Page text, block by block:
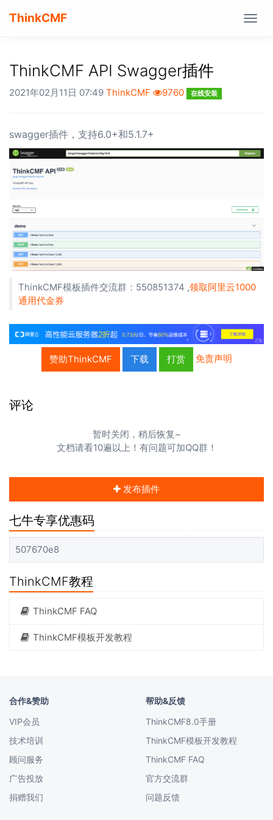
ThinkCMF
ThinkCMF API Swagger插件
2021年02月11日 07:49 ThinkCMF 9760 在线安装
swagger插件，支持6.0+和5.1.7+
ThinkCMF模板插件交流群：550851374 ,领取阿里云1000
通用代金券
赞助ThinkCMF 下载 打赏 免责声明
评论
暂时关闭，稍后恢复~
文档请看10遍以上！有问题可加QQ群！
发布插件
七牛专享优惠码
507670e8
ThinkCMF教程
ThinkCMF FAQ
ThinkCMF模板开发教程
合作&赞助
VIP会员
技术培训
顾问服务
广告投放
捐赠我们
帮助&反馈
ThinkCMF8.0手册
ThinkCMF模板开发教程
ThinkCMF FAQ
官方交流群
问题反馈